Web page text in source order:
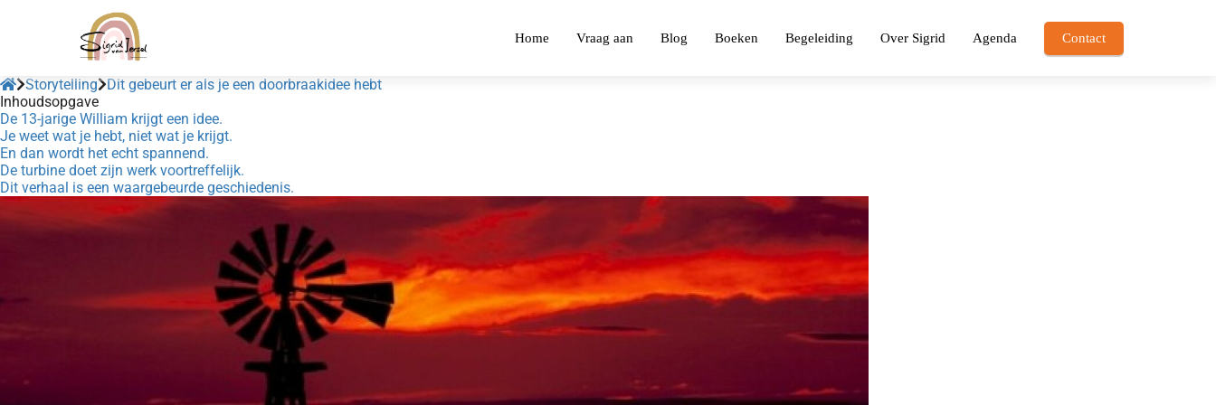
Home Vraag aan Blog Boeken Begeleiding Over Sigrid Agenda Contact
Storytelling
Dit gebeurt er als je een doorbraakidee hebt
Inhoudsopgave
De 13-jarige William krijgt een idee.
Je weet wat je hebt, niet wat je krijgt.
En dan wordt het echt spannend.
De turbine doet zijn werk voortreffelijk.
Dit verhaal is een waargebeurde geschiedenis.